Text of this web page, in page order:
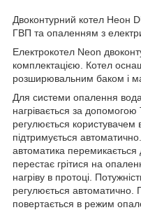
Двоконтурний котел Неон
ГВП та опаленням з
Електрокотел Neon
комплектацією. Котел
розширювальним баком і
Для системи опалення
нагрівається за
регулюється
підтримується
автоматика
перестає грітися на
нагріву в протоці.
регулюється автоматично.
повертається в режим